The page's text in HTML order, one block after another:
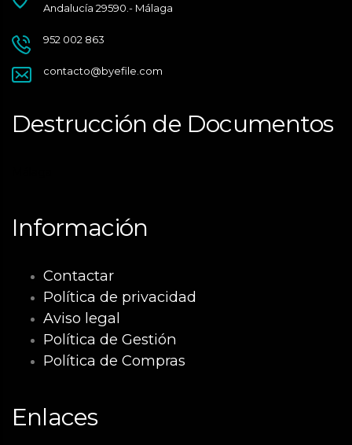
Andalucía 29590.- Málaga
952 002 863
contacto@byefile.com
Destrucción de Documentos
Información
Contactar
Política de privacidad
Aviso legal
Política de Gestión
Política de Compras
Enlaces